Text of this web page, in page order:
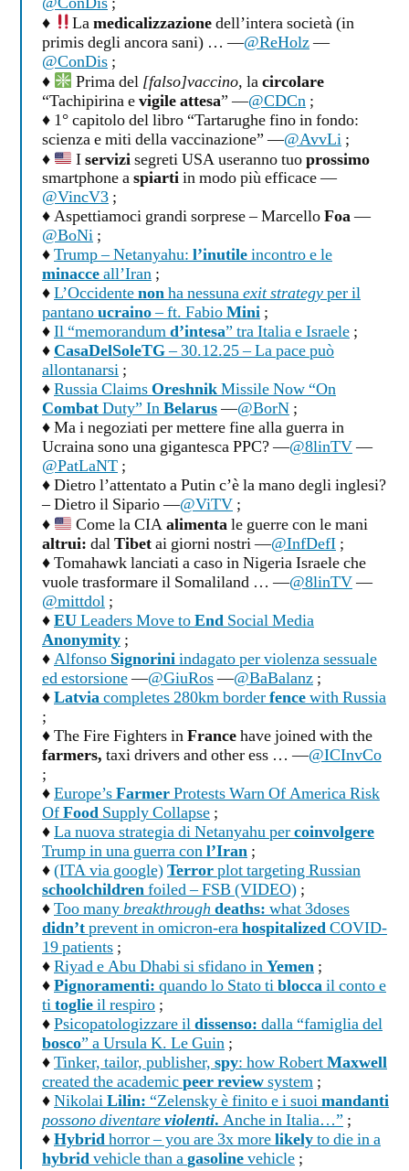
♦
Lamedicalizzazionedell’intera società (in
primis degli ancora sani) … —@ReHolz—
@ConDis ;
♦
Prima del [falso]vaccino, lacircolare
“Tachipirina evigile attesa” —@CDCn ;
♦ 1° capitolo del libro “Tartarughe fino in fondo:
scienza e miti della vaccinazione” —@AvvLi ;
♦
Iservizisegreti USA useranno tuoprossimo
smartphone aspiartiin modo più efficace —
@VincV3 ;
♦ Aspettiamoci grandi sorprese – MarcelloFoa—
@BoNi ;
♦Trump – Netanyahu: l’inutileincontro e le
minacceall’Iran ;
♦L’Occidentenonha nessunaexit strategyper il
pantanoucraino– ft. FabioMini ;
♦Il “memorandumd’intesa” tra Italia e Israele ;
♦CasaDelSoleTG– 30.12.25 – La pace può
allontanarsi ;
♦Russia ClaimsOreshnikMissile Now “On
CombatDuty” InBelarus—@BorN ;
♦ Ma i negoziati per mettere fine alla guerra in
Ucraina sono una gigantesca PPC? —@8linTV—
@PatLaNT ;
♦ Dietro l’attentato a Putin c’è la mano degli inglesi?
– Dietro il Sipario —@ViTV ;
♦
Come la CIAalimentale guerre con le mani
altrui: dalTibetai giorni nostri —@InfDefI ;
♦ Tomahawk lanciati a caso in Nigeria Israele che
vuole trasformare il Somaliland … —@8linTV—
@mittdol ;
♦EULeaders Move toEnd Social Media
Anonymity ;
♦Alfonso Signoriniindagato per violenza sessuale
ed estorsione—@GiuRos—@BaBalanz ;
♦Latviacompletes 280km borderfencewith Russia
;
♦ The Fire Fighters inFrancehave joined with the
farmers, taxi drivers and other ess … —@ICInvCo
;
♦Europe’sFarmerProtests Warn Of America Risk
OfFood Supply Collapse ;
♦La nuova strategia di Netanyahu percoinvolgere
Trump in una guerra conl’Iran ;
♦(ITA via google)Terrorplot targeting Russian
schoolchildrenfoiled – FSB (VIDEO) ;
♦Too manybreakthrough deaths: what 3doses
didn’tprevent in omicron-erahospitalizedCOVID-
19 patients ;
♦Riyad e Abu Dhabi si sfidano inYemen ;
♦Pignoramenti: quando lo Stato tibloccail conto e
titoglieil respiro ;
♦Psicopatologizzare ildissenso: dalla “famiglia del
bosco” a Ursula K. Le Guin ;
♦Tinker, tailor, publisher, spy: how RobertMaxwell
created the academicpeer reviewsystem ;
♦NikolaiLilin: “Zelensky è finito e i suoimandanti
possono diventareviolenti. Anche in Italia…” ;
♦Hybridhorror – you are 3x morelikelyto die in a
hybridvehicle than agasolinevehicle ;